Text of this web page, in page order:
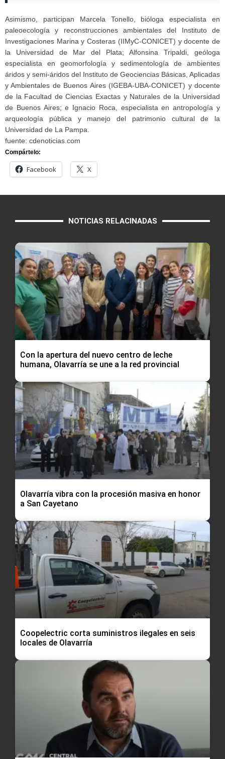
Asimismo, participan Marcela Tonello, bióloga especialista en
paleoecología y reconstrucciones ambientales del Instituto de
Investigaciones Marina y Costeras (IIMyC-CONICET) y docente de
la Universidad de Mar del Plata; Alfonsina Tripaldi, geóloga
especialista en geomorfología y sedimentología de ambientes
áridos y semi-áridos del Instituto de Geociencias Básicas, Aplicadas
y Ambientales de Buenos Aires (IGEBA-UBA-CONICET) y docente
de la Facultad de Ciencias Exactas y Naturales de la Universidad
de Buenos Aires; e Ignacio Roca, especialista en antropología y
arqueología pública y manejo del patrimonio cultural de la
Universidad de La Pampa.
fuente: cdenoticias.com
Compártelo:
Facebook X
NOTICIAS RELACINADAS
Con la apertura del nuevo centro de leche
humana, Olavarría se une a la red provincial
Olavarría vibra con la procesión masiva en honor
a San Cayetano
Coopelectric corta suministros ilegales en seis
locales de Olavarría